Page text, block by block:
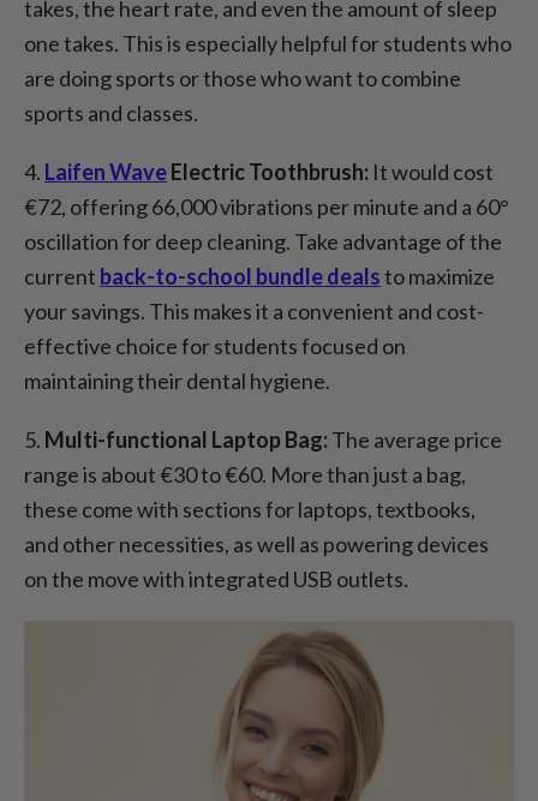
takes, the heart rate, and even the amount of sleep
one takes. This is especially helpful for students who
are doing sports or those who want to combine
sports and classes.
4. Laifen WaveElectric Toothbrush: It would cost
€72, offering 66,000 vibrations per minute and a 60°
oscillation for deep cleaning. Take advantage of the
current back-to-school bundle dealsto maximize
your savings. This makes it a convenient and cost-
effective choice for students focused on
maintaining their dental hygiene.
5. Multi-functional Laptop Bag:The average price
range is about €30 to €60. More than just a bag,
these come with sections for laptops, textbooks,
and other necessities, as well as powering devices
on the move with integrated USB outlets.